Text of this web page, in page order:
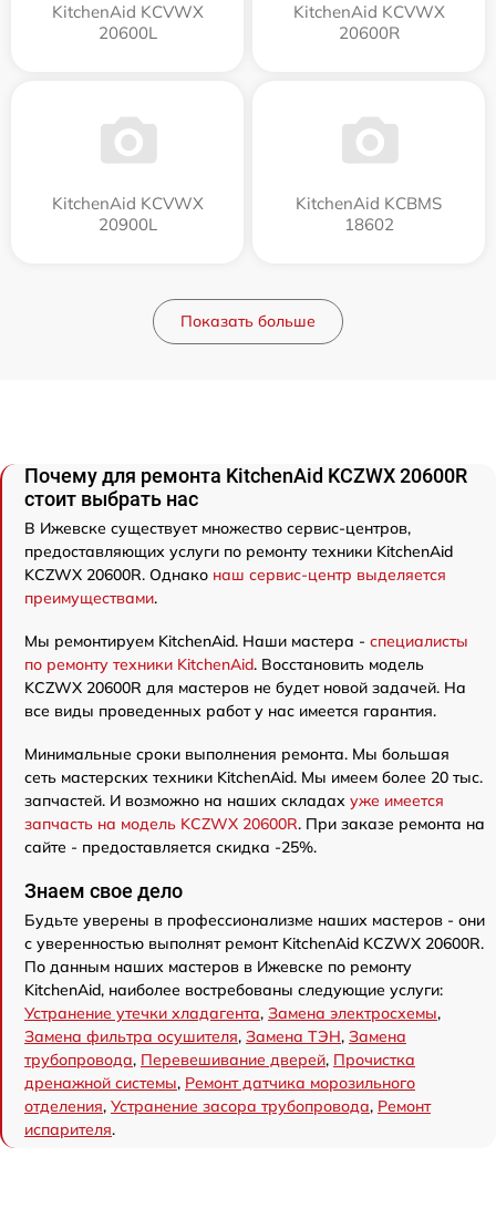
KitchenAid KCVWX
20600L
KitchenAid KCVWX
20600R
KitchenAid KCVWX
20900L
KitchenAid KCBMS
18602
Показать больше
Почему для ремонта KitchenAid KCZWX 20600R
стоит выбрать нас
В Ижевске существует множество сервис-центров,
предоставляющих услуги по ремонту техники KitchenAid
KCZWX 20600R. Однако наш сервис-центр выделяется
преимуществами.
Мы ремонтируем KitchenAid. Наши мастера - специалисты
по ремонту техники KitchenAid. Восстановить модель
KCZWX 20600R для мастеров не будет новой задачей. На
все виды проведенных работ у нас имеется гарантия.
Минимальные сроки выполнения ремонта. Мы большая
сеть мастерских техники KitchenAid. Мы имеем более 20 тыс.
запчастей. И возможно на наших складах уже имеется
запчасть на модель KCZWX 20600R. При заказе ремонта на
сайте - предоставляется скидка -25%.
Знаем свое дело
Будьте уверены в профессионализме наших мастеров - они
с уверенностью выполнят ремонт KitchenAid KCZWX 20600R.
По данным наших мастеров в Ижевске по ремонту
KitchenAid, наиболее востребованы следующие услуги:
Устранение утечки хладагента, Замена электросхемы,
Замена фильтра осушителя, Замена ТЭН, Замена
трубопровода, Перевешивание дверей, Прочистка
дренажной системы, Ремонт датчика морозильного
отделения, Устранение засора трубопровода, Ремонт
испарителя.